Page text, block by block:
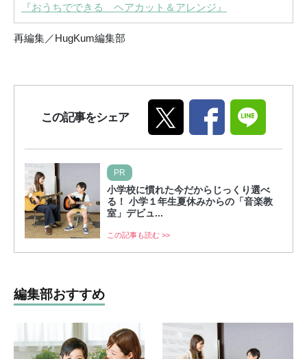
『おうちでできる ヘアカット＆アレンジ』
再編集／HugKum編集部
この記事をシェア
PR
小学校に慣れた今だからじっくり選べ
る！ 小学１年生夏休みからの「音楽教
室」デビュ...
この記事も読む >>
編集部おすすめ